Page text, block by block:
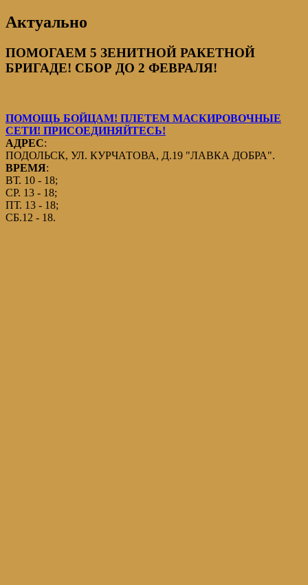
Актуально
ПОМОГАЕМ 5 ЗЕНИТНОЙ РАКЕТНОЙ
БРИГАДЕ! СБОР ДО 2 ФЕВРАЛЯ!
ПОМОЩЬ БОЙЦАМ! ПЛЕТЕМ МАСКИРОВОЧНЫЕ
СЕТИ! ПРИСОЕДИНЯЙТЕСЬ!
АДРЕС:
ПОДОЛЬСК, УЛ. КУРЧАТОВА, Д.19 "ЛАВКА ДОБРА".
ВРЕМЯ:
ВТ. 10 - 18;
СР. 13 - 18;
ПТ. 13 - 18;
СБ.12 - 18.